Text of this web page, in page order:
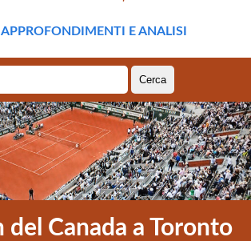
APPROFONDIMENTI E ANALISI
del Canada a Toronto